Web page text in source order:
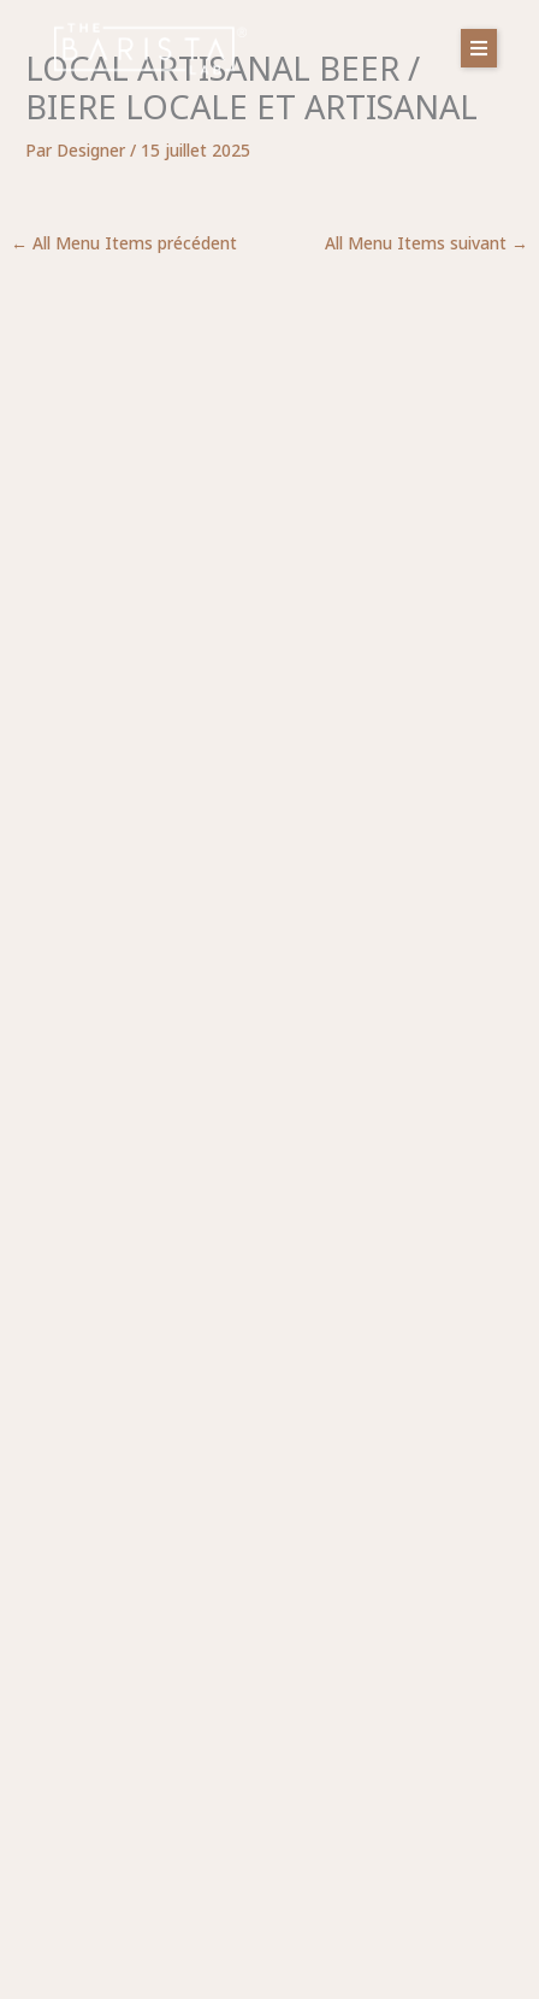
contenuLOCAL ARTISANAL BEER /
BIERE LOCALE ET ARTISANAL
Par Designer/ 15 juillet 2025
← All Menu Items précédent All Menu Items suivant →